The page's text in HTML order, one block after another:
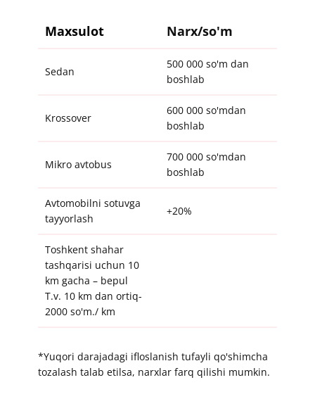
Maxsulot Narx/so'm
Sedan
500 000 so'm dan
boshlab
Krossover
600 000 so'mdan
boshlab
Mikro avtobus
​700 000 so'mdan
boshlab
​Avtomobilni sotuvga
tayyorlash
+20%
​Toshkent shahar
tashqarisi uchun 10
km gacha – bepul
T.v. 10 km dan ortiq-
2000 so'm./ km
​​*Yuqori darajadagi ifloslanish tufayli qo'shimcha
tozalash talab etilsa, narxlar farq qilishi mumkin.